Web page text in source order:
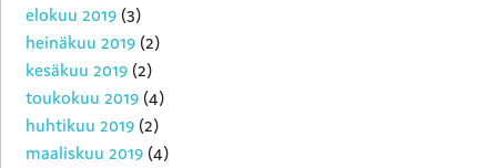
elokuu 2019 (3)
heinäkuu 2019 (2)
kesäkuu 2019 (2)
toukokuu 2019 (4)
huhtikuu 2019 (2)
maaliskuu 2019 (4)